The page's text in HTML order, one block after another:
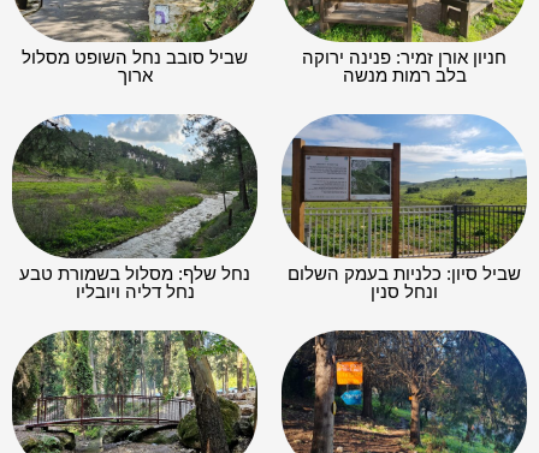
חניון אורן זמיר: פנינה ירוקה
בלב רמות מנשה
שביל סובב נחל השופט מסלול
ארוך
שביל סיון: כלניות בעמק השלום
ונחל סנין
נחל שלף: מסלול בשמורת טבע
נחל דליה ויובליו